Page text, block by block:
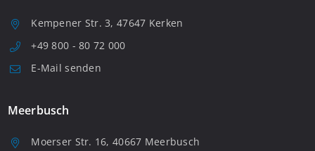
Kempener Str. 3, 47647 Kerken
+49 800 - 80 72 000
E-Mail senden
Meerbusch
Moerser Str. 16, 40667 Meerbusch